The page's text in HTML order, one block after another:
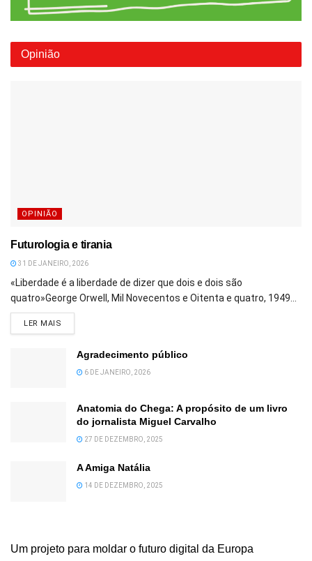
Opinião
OPINIÃO
Futurologia e tirania
31 DE JANEIRO, 2026
«Liberdade é a liberdade de dizer que dois e dois são
quatro»George Orwell, Mil Novecentos e Oitenta e quatro, 1949...
LER MAIS
Agradecimento público
6 DE JANEIRO, 2026
Anatomia do Chega: A propósito de um livro
do jornalista Miguel Carvalho
27 DE DEZEMBRO, 2025
A Amiga Natália
14 DE DEZEMBRO, 2025
Um projeto para moldar o futuro digital da Europa